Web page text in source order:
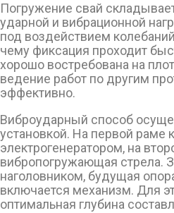
Погружение свай
ударной и вибрационной
под воздействием
чему фиксация проходит
хорошо востребована на
ведение работ по другим
эффективно.
Виброударный способ
установкой. На первой раме
электрогенератором, на
вибропогружающая стрела.
наголовником, будущая
включается механизм. Для
оптимальная глубина